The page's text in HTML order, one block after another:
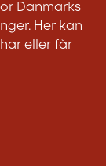
Danmarks
Her kan
eller får